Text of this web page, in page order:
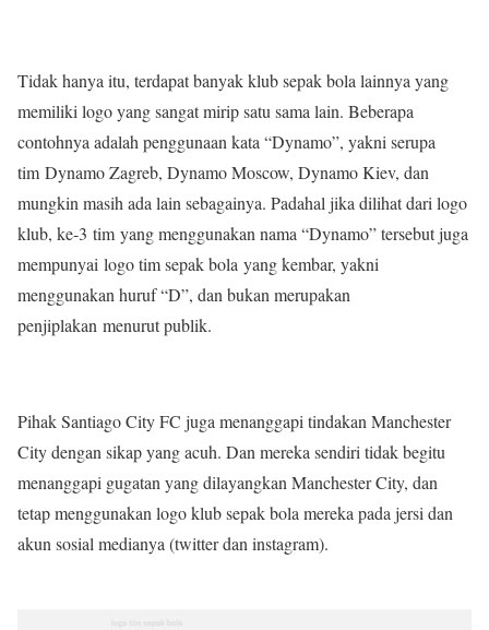
Tidak hanya itu, terdapat banyak klub sepak bola lainnya yang
memiliki logo yang sangat mirip satu sama lain. Beberapa
contohnya adalah penggunaan kata “Dynamo”, yakni serupa
tim Dynamo Zagreb, Dynamo Moscow, Dynamo Kiev, dan
mungkin masih ada lain sebagainya. Padahal jika dilihat dari logo
klub, ke-3 tim yang menggunakan nama “Dynamo” tersebut juga
mempunyai logo tim sepak bola yang kembar, yakni
menggunakan huruf “D”, dan bukan merupakan
penjiplakan menurut publik.
Pihak Santiago City FC juga menanggapi tindakan Manchester
City dengan sikap yang acuh. Dan mereka sendiri tidak begitu
menanggapi gugatan yang dilayangkan Manchester City, dan
tetap menggunakan logo klub sepak bola mereka pada jersi dan
akun sosial medianya (twitter dan instagram).